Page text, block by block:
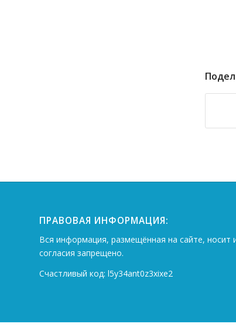
ПРАВОВАЯ ИНФОРМАЦИЯ:
Вся информация, размещённая на сайте,
согласия запрещено.
Счастливый код: l5y34ant0z3xixe2